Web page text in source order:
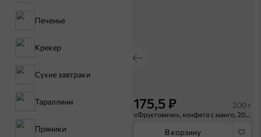
Печенье
Крекер
Сухие завтраки
Тараллини
Пряники
175,5 ₽ 200 г
«Фруктовичи», конфета с манго, 200 г
В корзину